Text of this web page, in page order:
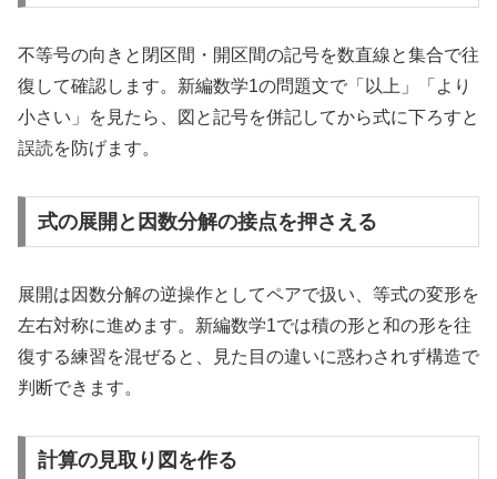
不等号の向きと閉区間・開区間の記号を数直線と集合で往
復して確認します。新編数学1の問題文で「以上」「より
小さい」を見たら、図と記号を併記してから式に下ろすと
誤読を防げます。
式の展開と因数分解の接点を押さえる
展開は因数分解の逆操作としてペアで扱い、等式の変形を
左右対称に進めます。新編数学1では積の形と和の形を往
復する練習を混ぜると、見た目の違いに惑わされず構造で
判断できます。
計算の見取り図を作る